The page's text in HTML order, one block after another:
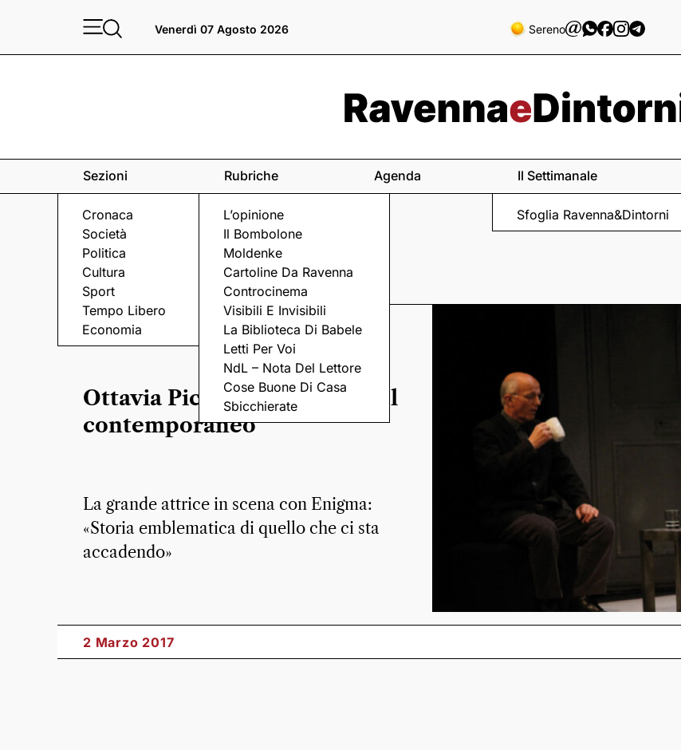
Venerdì 07 Agosto 2026 Sereno
Sezioni
Cronaca
Società
Politica
Cultura
Sport
Tempo Libero
Economia
Rubriche
L’opinione
Il Bombolone
Moldenke
Cartoline Da Ravenna
Controcinema
Visibili E Invisibili
La Biblioteca Di Babele
Letti Per Voi
NdL – Nota Del Lettore
Cose Buone Di Casa
Sbicchierate
Agenda Il Settimanale
Sfoglia Ravenna&Dintorni
L'INTERVISTA
Ottavia Piccolo e la scelta del
contemporaneo
La grande attrice in scena con Enigma:
«Storia emblematica di quello che ci sta
accadendo»
2 Marzo 2017